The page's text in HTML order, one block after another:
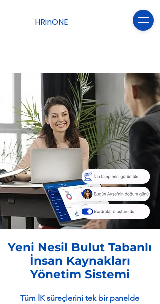
HRinONE
Yeni Nesil Bulut Tabanlı
İnsan Kaynakları
Yönetim Sistemi
Tüm İK süreçlerini tek bir panelde